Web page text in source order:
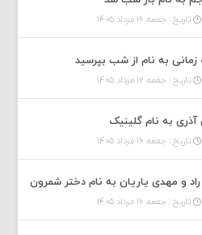
تاریخ : جمعه ۱۶ مرداد ۱۴۰۵
به نام از شب بپرسید
تاریخ : جمعه ۱۶ مرداد ۱۴۰۵
به نام گلینیک
تاریخ : جمعه ۱۶ مرداد ۱۴۰۵
و مهدی یاریان به نام دختر شمرون
تاریخ : جمعه ۱۶ مرداد ۱۴۰۵